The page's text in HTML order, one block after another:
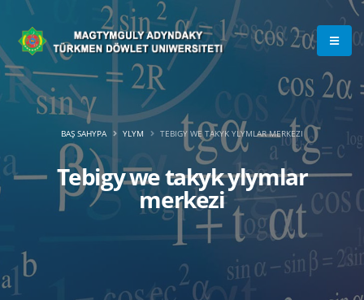
Tebigy we takyk ylymlar
merkezi
BAŞ SAHYPA YLYM TEBIGY WE TAKYK YLYMLAR MERKEZI